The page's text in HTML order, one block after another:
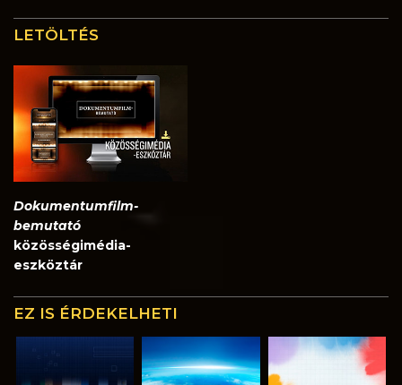
LETÖLTÉS
Dokumentumfilm-
bemutató
közösségimédia-
eszköztár
EZ IS ÉRDEKELHETI